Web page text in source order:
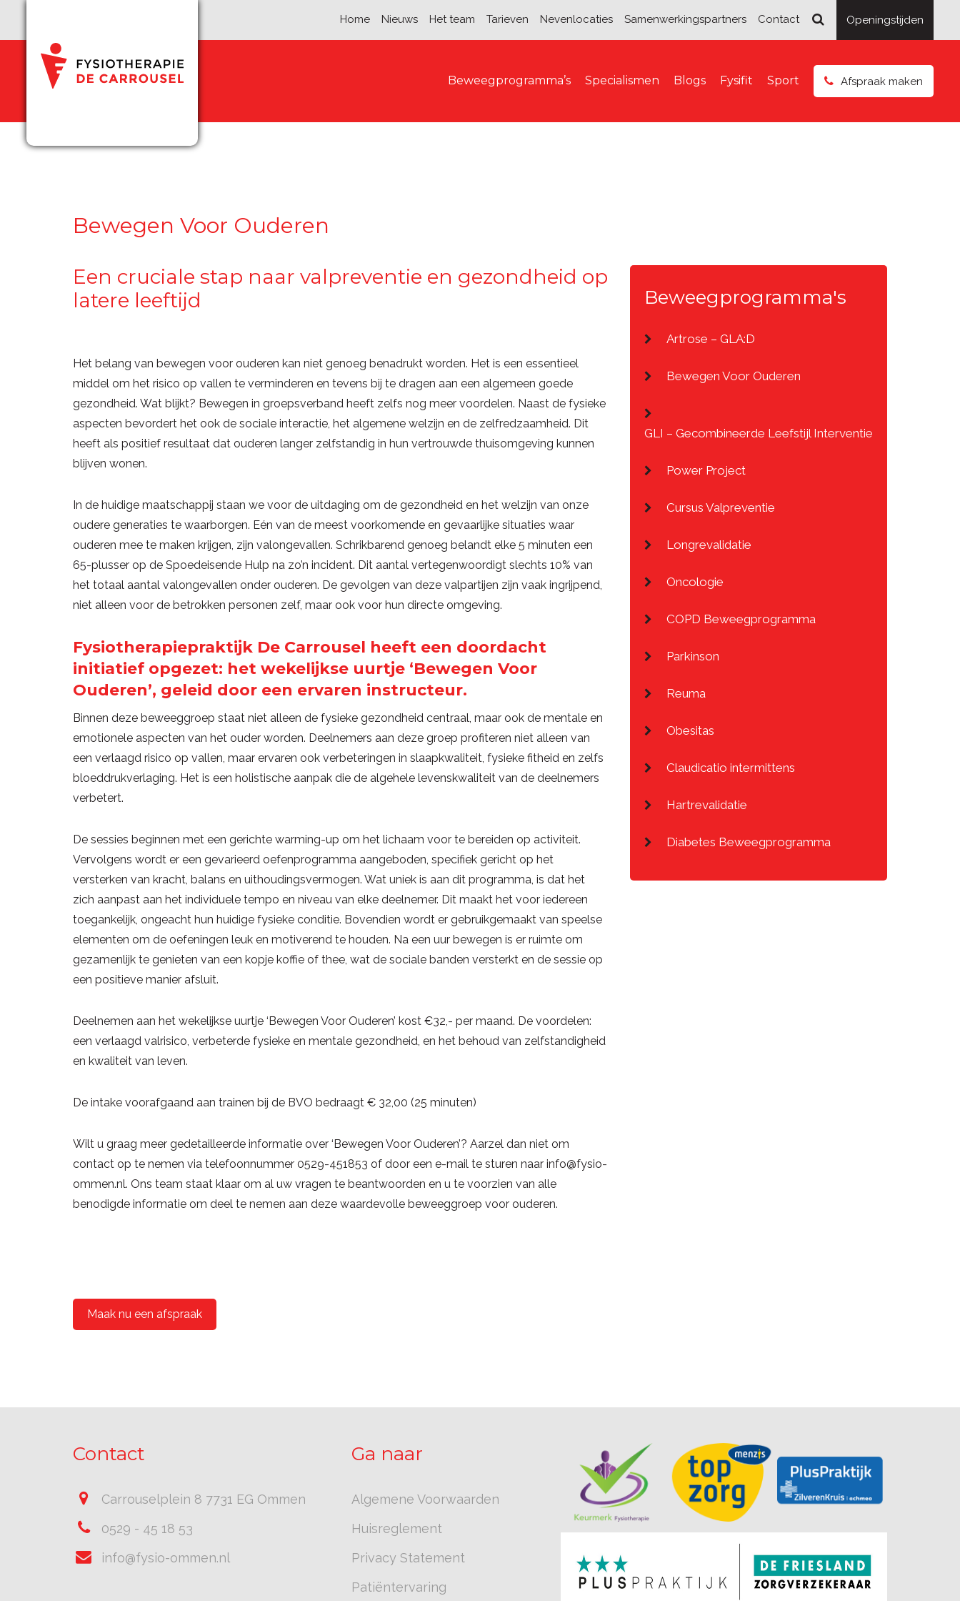
Home Nieuws Het team Tarieven Nevenlocaties Samenwerkingspartners Contact Openingstijden
Beweegprogramma’s Specialismen Blogs Fysifit Sport Afspraak maken
Bewegen Voor Ouderen
Een cruciale stap naar valpreventie en gezondheid op
latere leeftijd
Het belang van bewegen voor ouderen kan niet genoeg benadrukt worden. Het is een essentieel
middel om het risico op vallen te verminderen en tevens bij te dragen aan een algemeen goede
gezondheid. Wat blijkt? Bewegen in groepsverband heeft zelfs nog meer voordelen. Naast de fysieke
aspecten bevordert het ook de sociale interactie, het algemene welzijn en de zelfredzaamheid. Dit
heeft als positief resultaat dat ouderen langer zelfstandig in hun vertrouwde thuisomgeving kunnen
blijven wonen.
In de huidige maatschappij staan we voor de uitdaging om de gezondheid en het welzijn van onze
oudere generaties te waarborgen. Eén van de meest voorkomende en gevaarlijke situaties waar
ouderen mee te maken krijgen, zijn valongevallen. Schrikbarend genoeg belandt elke 5 minuten een
65-plusser op de Spoedeisende Hulp na zo’n incident. Dit aantal vertegenwoordigt slechts 10% van
het totaal aantal valongevallen onder ouderen. De gevolgen van deze valpartijen zijn vaak ingrijpend,
niet alleen voor de betrokken personen zelf, maar ook voor hun directe omgeving.
Fysiotherapiepraktijk De Carrousel heeft een doordacht
initiatief opgezet: het wekelijkse uurtje ‘Bewegen Voor
Ouderen’, geleid door een ervaren instructeur.
Binnen deze beweeggroep staat niet alleen de fysieke gezondheid centraal, maar ook de mentale en
emotionele aspecten van het ouder worden. Deelnemers aan deze groep profiteren niet alleen van
een verlaagd risico op vallen, maar ervaren ook verbeteringen in slaapkwaliteit, fysieke fitheid en zelfs
bloeddrukverlaging. Het is een holistische aanpak die de algehele levenskwaliteit van de deelnemers
verbetert.
De sessies beginnen met een gerichte warming-up om het lichaam voor te bereiden op activiteit.
Vervolgens wordt er een gevarieerd oefenprogramma aangeboden, specifiek gericht op het
versterken van kracht, balans en uithoudingsvermogen. Wat uniek is aan dit programma, is dat het
zich aanpast aan het individuele tempo en niveau van elke deelnemer. Dit maakt het voor iedereen
toegankelijk, ongeacht hun huidige fysieke conditie. Bovendien wordt er gebruikgemaakt van speelse
elementen om de oefeningen leuk en motiverend te houden. Na een uur bewegen is er ruimte om
gezamenlijk te genieten van een kopje koffie of thee, wat de sociale banden versterkt en de sessie op
een positieve manier afsluit.
Deelnemen aan het wekelijkse uurtje ‘Bewegen Voor Ouderen’ kost €32,- per maand. De voordelen:
een verlaagd valrisico, verbeterde fysieke en mentale gezondheid, en het behoud van zelfstandigheid
en kwaliteit van leven.
De intake voorafgaand aan trainen bij de BVO bedraagt € 32,00 (25 minuten)
Wilt u graag meer gedetailleerde informatie over ‘Bewegen Voor Ouderen’? Aarzel dan niet om
contact op te nemen via telefoonnummer 0529-451853 of door een e-mail te sturen naar info@fysio-
ommen.nl. Ons team staat klaar om al uw vragen te beantwoorden en u te voorzien van alle
benodigde informatie om deel te nemen aan deze waardevolle beweeggroep voor ouderen.
Maak nu een afspraak
Beweegprogramma's
Artrose – GLA:D
Bewegen Voor Ouderen
GLI – Gecombineerde Leefstijl Interventie
Power Project
Cursus Valpreventie
Longrevalidatie
Oncologie
COPD Beweegprogramma
Parkinson
Reuma
Obesitas
Claudicatio intermittens
Hartrevalidatie
Diabetes Beweegprogramma
Contact
Carrouselplein 8 7731 EG Ommen
0529 - 45 18 53
info@fysio-ommen.nl
Ga naar
Algemene Voorwaarden
Huisreglement
Privacy Statement
Patiëntervaring